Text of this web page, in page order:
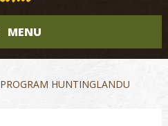
MENU
HUNTINGLANDU